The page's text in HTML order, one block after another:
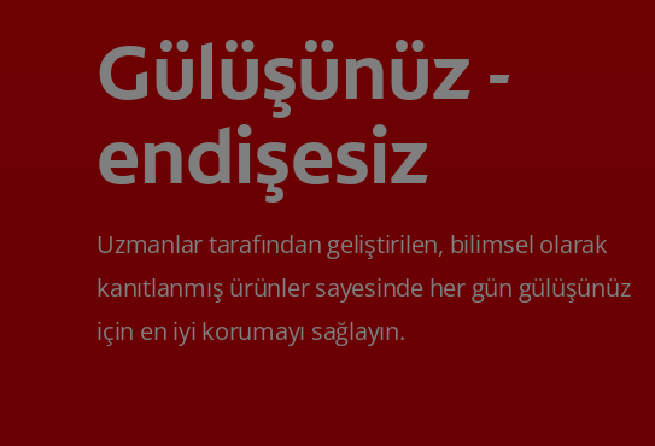
Gülüşünüz -
endişesiz
Uzmanlar tarafından geliştirilen, bilimsel olarak
kanıtlanmış ürünler sayesinde her gün gülüşünüz
için en iyi korumayı sağlayın.